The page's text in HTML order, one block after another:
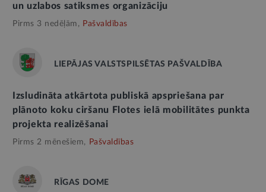
un uzlabos satiksmes organizāciju
Pirms 3 nedēļām, Pašvaldības
LIEPĀJAS VALSTSPILSĒTAS PAŠVALDĪBA
Izsludināta atkārtota publiskā apspriešana par
plānoto koku ciršanu Flotes ielā mobilitātes punkta
projekta realizēšanai
Pirms 2 mēnešiem, Pašvaldības
RĪGAS DOME